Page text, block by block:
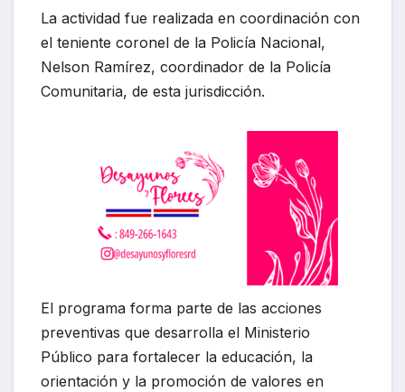
La actividad fue realizada en coordinación con
el teniente coronel de la Policía Nacional,
Nelson Ramírez, coordinador de la Policía
Comunitaria, de esta jurisdicción.
El programa forma parte de las acciones
preventivas que desarrolla el Ministerio
Público para fortalecer la educación, la
orientación y la promoción de valores en